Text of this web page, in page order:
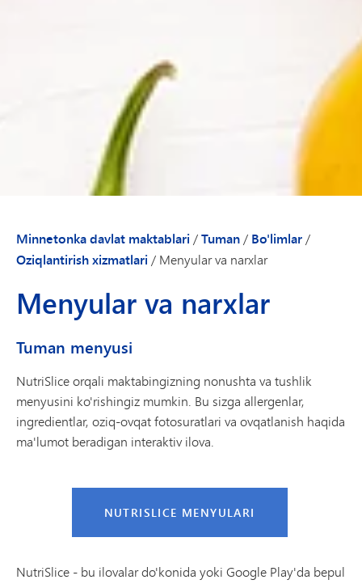
Minnetonka davlat maktablari /Tuman/ Bo'limlar/
Oziqlantirish xizmatlari / Menyular va narxlar
Menyular va narxlar
Tuman menyusi
NutriSlice orqali maktabingizning nonushta va tushlik
menyusini ko'rishingiz mumkin. Bu sizga allergenlar,
ingredientlar, oziq-ovqat fotosuratlari va ovqatlanish haqida
ma'lumot beradigan interaktiv ilova.
NUTRISLICE MENYULARI
NutriSlice - bu ilovalar do'konida yoki Google Play'da bepul